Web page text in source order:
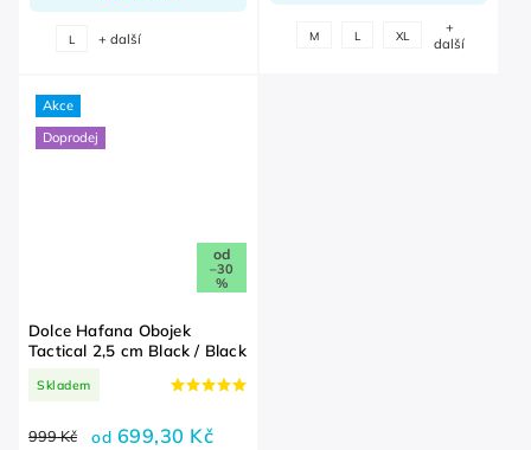
L + další M L XL
+
další
Akce
Doprodej
od
–30
%
Dolce Hafana Obojek
Tactical 2,5 cm Black / Black
Skladem
999 Kč od 699,30 Kč